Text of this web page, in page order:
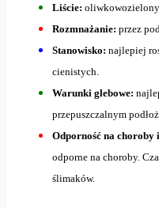
Liście:
Rozmnażanie: przez
Stanowisko: najlepiej
cienistych.
Warunki glebowe:
przepuszczalnym
Odporność na choroby
odporne na choroby.
ślimaków.